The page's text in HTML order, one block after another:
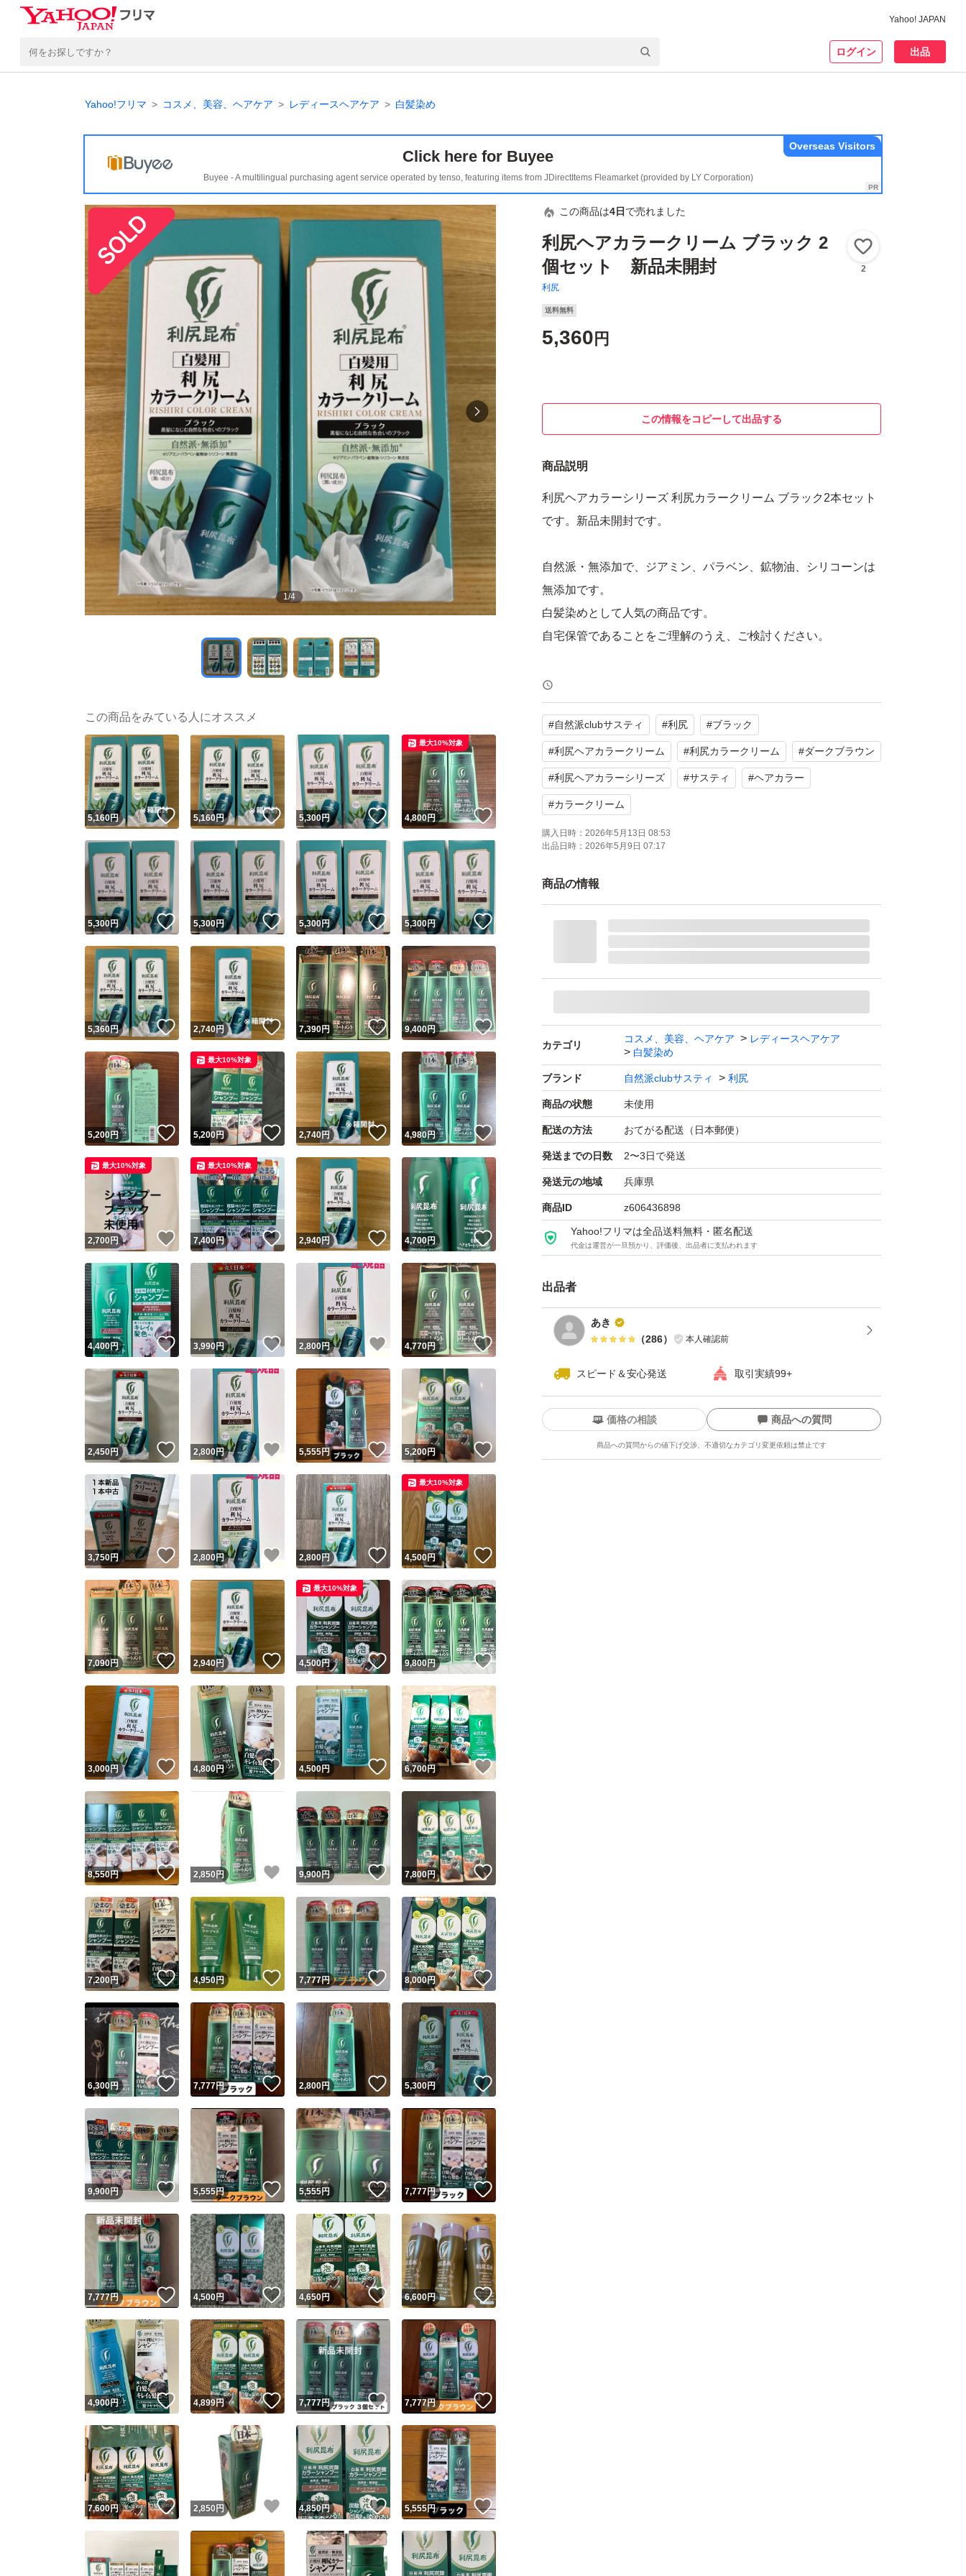
Yahoo! JAPAN
ログイン 出品
Yahoo!フリマ コスメ、美容、ヘアケア レディースヘアケア 白髪染め
Click here for Buyee
Buyee - A multilingual purchasing agent service operated by tenso, featuring items from JDirectItems Fleamarket (provided by LY Corporation)
Overseas Visitors
1/4
この商品は4日 で売れました
利尻ヘアカラークリーム ブラック 2
個セット 新品未開封
利尻
2
送料無料
5,360 円
この情報をコピーして出品する
商品説明
利尻ヘアカラーシリーズ 利尻カラークリーム ブラック2本セット
です。新品未開封です。
自然派・無添加で、ジアミン、パラベン、鉱物油、シリコーンは
無添加です。
白髪染めとして人気の商品です。
自宅保管であることをご理解のうえ、ご検討ください。
簡易包装にてお届けいたします。
ゆうパケットプラスを予定しています。
箱を開封して同封の場合、ゆうパケットで発送できますので200
円引きいたします。必ず購入前に「箱開封希望」と質問よりお知
らせください。
★箱開封で本体のみ（箱・付属品なし）の場合には5,080円になり
「以前購入」とお知らせください。確認次第、気持ちお値引きさ
クとダークブラウンがあります。各色1本ずつ等色の変更も可能
よろしくお願いいたします。
Sastty 利尻 カラークリーム 170g ブラック
ブランド：自然派clubサスティ 利尻
セット数：2セット
#自然派clubサスティ #利尻 #ブラック
#利尻ヘアカラークリーム #利尻カラークリーム #ダークブラウン
#利尻ヘアカラーシリーズ #サスティ #ヘアカラー
#カラークリーム
購入日時： 2026年5月13日 08:53
出品日時： 2026年5月9日 07:17
商品の情報
カテゴリ
コスメ、美容、ヘアケア
レディースヘアケア
白髪染め
ブランド 自然派clubサスティ 利尻
商品の状態 未使用
配送の方法 おてがる配送（日本郵便）
発送までの日数 2〜3日で発送
発送元の地域 兵庫県
商品ID z606436898
Yahoo!フリマは全品送料無料・匿名配送
代金は運営が一旦預かり、評価後、出品者に支払われます
出品者
あき
（286） 本人確認前
スピード＆安心発送 取引実績99+
ユーザーの実績について
Yahoo!フリマが定めた一定の基準を満たしたユーザーにバッジを付与しています
安心取引出品者
安心取引出品者 Yahoo!フリマの基準をクリアした安心・安全なユーザーです
取引実績
取引実績◯+ このユーザーはYahoo!フリマの取引を完了させた実績があります
他フリマ実績◯+ このユーザーは他フリマサービスでの取引実績があります
スピード&安心発送
※このバッジは実績に基づく表示であり、発送を保証しているものではありません
スピード＆安心発送
このユーザーは高頻度で24時間以内＆設定した発送日数内に発送してい
ます
スピード発送 このユーザーは高頻度で24時間以内に発送しています
安心発送 このユーザーは設定した発送日数内に発送しています
価格の相談 商品への質問
商品への質問からの値下げ交渉、不適切なカテゴリ変更依頼は禁止です
この商品の情報をコピーします
商品画像の無断転載は禁止されています
コピーは1商品につき1回です
出品ページへ
キャンセル
この商品をみている人にオススメ
5,160円 いいね！
5,160円 いいね！
5,300円 いいね！
4,800円 いいね！
最大10%対象
5,300円 いいね！
5,300円 いいね！
5,300円 いいね！
5,300円 いいね！
5,360円 いいね！
2,740円 いいね！
7,390円 いいね！
9,400円 いいね！
5,200円 いいね！
5,200円 いいね！
最大10%対象
2,740円 いいね！
4,980円 いいね！
2,700円 いいね！
最大10%対象
7,400円 いいね！
最大10%対象
2,940円 いいね！
4,700円
4,400円 いいね！
3,990円 いいね！
2,800円 いいね！
4,770円 いいね！
2,450円 いいね！
2,800円 いいね！
5,555円 いいね！
5,200円
3,750円 いいね！
2,800円 いいね！
2,800円 いいね！
4,500円
最大10%対象
7,090円 いいね！
2,940円 いいね！
4,500円 いいね！
最大10%対象
9,800円 いいね！
3,000円 いいね！
4,800円 いいね！
4,500円 いいね！
6,700円
8,550円 いいね！
2,850 円 いいね！
9,900円 いいね！
7,800円
7,200円 いいね！
4,950円 いいね！
7,777円 いいね！
8,000円 いいね！
6,300円 いいね！
7,777円 いいね！
2,800円 いいね！
5,300円 いいね！
9,900円 いいね！
5,555円 いいね！
5,555円 いいね！
7,777円
7,777円 いいね！
4,500円 いいね！
4,650円 いいね！
6,600円 いいね！
4,900円 いいね！
4,899円 いいね！
7,777円 いいね！
7,777円
7,600円 いいね！
2,850 円 いいね！
4,850円 いいね！
5,555円 いいね！